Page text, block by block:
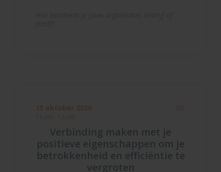
15 oktober 2026
11u00 - 12u00
NL
Verbinding maken met je
positieve eigenschappen om je
betrokkenheid en efficiëntie te
vergroten